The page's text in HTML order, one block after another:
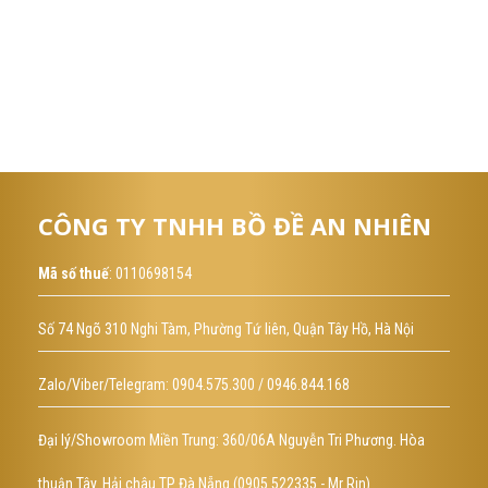
CÔNG TY TNHH BỒ ĐỀ AN NHIÊN
Mã số thuế: 0110698154
Số 74 Ngõ 310 Nghi Tàm, Phường Tứ liên, Quận Tây Hồ, Hà Nội
Zalo/Viber/Telegram: 0904.575.300 / 0946.844.168
Đại lý/Showroom Miền Trung: 360/06A Nguyễn Tri Phương. Hòa
thuận Tây. Hải châu TP Đà Nẵng (0905.522335 - Mr Rin)